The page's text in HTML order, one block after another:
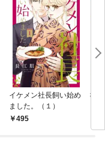
イケメン社長飼い始め
ました。（１）
495
#レ